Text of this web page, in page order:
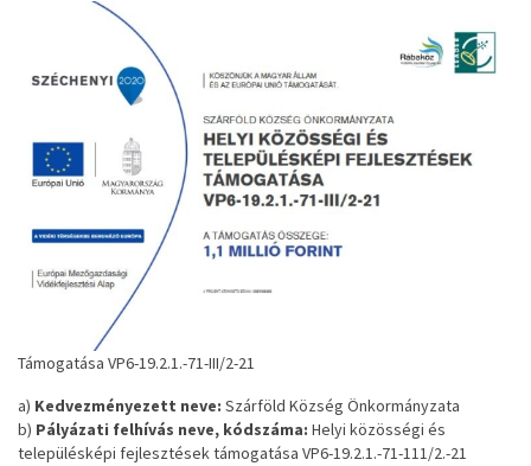
Támogatása VP6-19.2.1.-71-III/2-21
a) Kedvezményezett neve: Szárföld Község Önkormányzata
b) Pályázati felhívás neve, kódszáma: Helyi közösségi és
településképi fejlesztések támogatása VP6-19.2.1.-71-111/2.-21